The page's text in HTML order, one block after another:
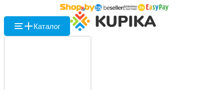
Каталог